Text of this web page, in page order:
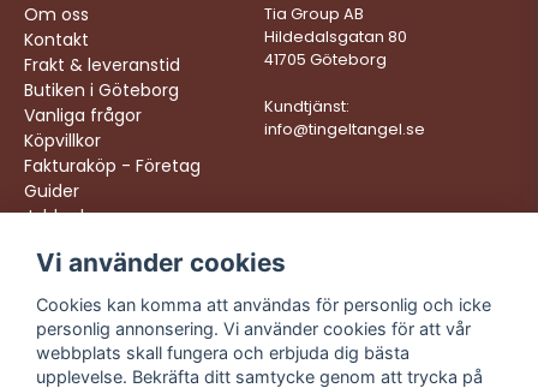
Om oss
Kontakt
Frakt & leveranstid
Butiken i Göteborg
Vanliga frågor
Köpvillkor
Fakturaköp - Företag
Guider
Jobba hos oss
Tia Group AB
Hildedalsgatan 80
41705 Göteborg
Kundtjänst:
info@tingeltangel.se
Följ oss:
Instagram
Facebook
TikTok
Vi levererar:
Snabba leveranser
Trygga köp
Fri frakt över 499:-
Trevlig kundtjänst
Vi använder cookies
Cookies kan komma att användas för personlig och icke
personlig annonsering. Vi använder cookies för att vår
webbplats skall fungera och erbjuda dig bästa
upplevelse. Bekräfta ditt samtycke genom att trycka på